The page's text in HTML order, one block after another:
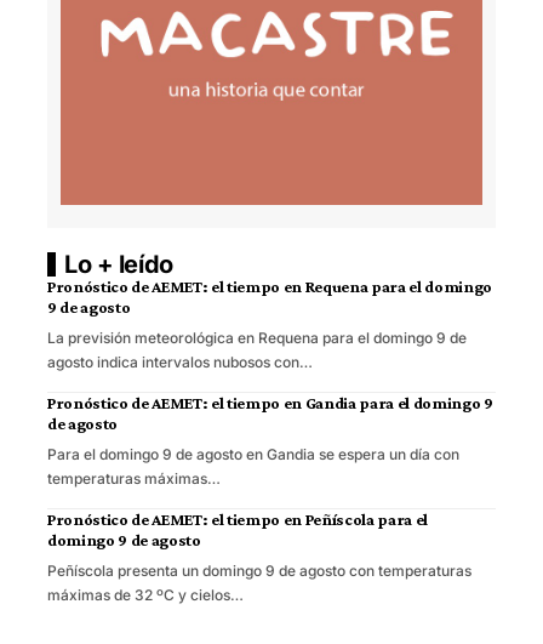
Lo + leído
Pronóstico de AEMET: el tiempo en Requena para el domingo
9 de agosto
La previsión meteorológica en Requena para el domingo 9 de
agosto indica intervalos nubosos con…
Pronóstico de AEMET: el tiempo en Gandia para el domingo 9
de agosto
Para el domingo 9 de agosto en Gandia se espera un día con
temperaturas máximas…
Pronóstico de AEMET: el tiempo en Peñíscola para el
domingo 9 de agosto
Peñíscola presenta un domingo 9 de agosto con temperaturas
máximas de 32 ºC y cielos…